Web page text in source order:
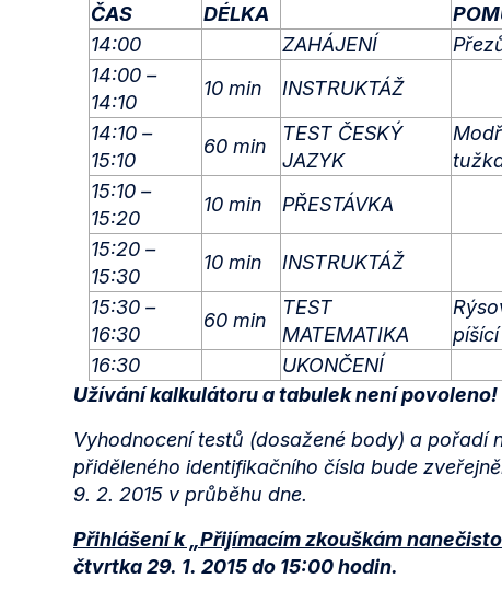
ČAS DÉLKA
14:00
ZAHÁJENÍ
14:00 –
14:10
10 min
INSTRUKTÁŽ
14:10 –
15:10
60 min
TEST ČESKÝ
JAZYK
15:10 –
15:20
10 min
PŘESTÁVKA
15:20 –
15:30
10 min
INSTRUKTÁŽ
15:30 –
16:30
60 min
TEST
MATEMATIKA
16:30
UKONČENÍ
Užívání kalkulátoru a tabulek není povoleno!
Vyhodnocení testů (dosažené body) a pořadí
přiděleného identifikačního čísla bude
9. 2. 2015 v průběhu dne.
Přihlášení k „Přijímacím zkouškám
čtvrtka 29. 1. 2015 do 15:00 hodin.